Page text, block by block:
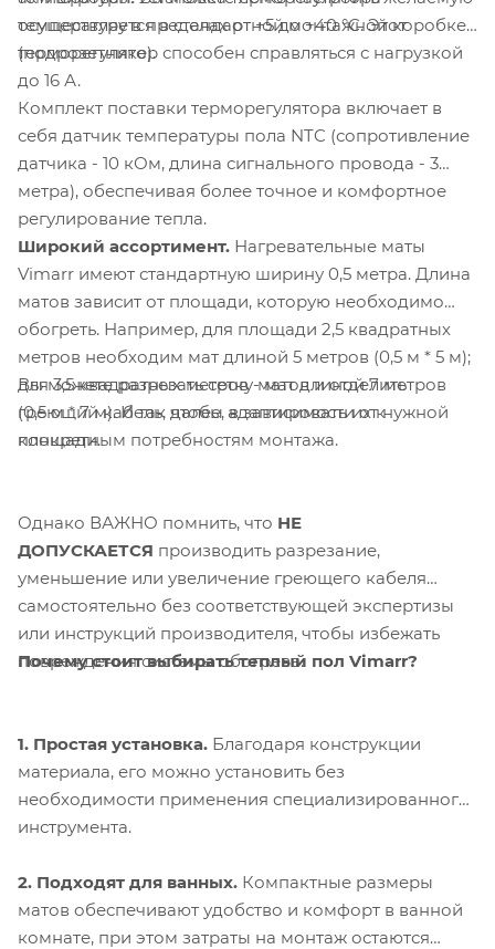
температуру в пределах от +5 до +40 °C. Этот
терморегулятор способен справляться с нагрузкой
до 16 А.
осуществляется в стандартной монтажной коробке
(подрозетнике).
Комплект поставки терморегулятора включает в
себя датчик температуры пола NTC (сопротивление
датчика - 10 кОм, длина сигнального провода - 3
метра), обеспечивая более точное и комфортное
регулирование тепла.
Широкий ассортимент. Нагревательные маты
Vimarr имеют стандартную ширину 0,5 метра. Длина
матов зависит от площади, которую необходимо
обогреть. Например, для площади 2,5 квадратных
метров необходим мат длиной 5 метров (0,5 м * 5 м);
для 3,5 квадратных метров - мат длиной 7 метров
(0,5 м * 7 м). И так далее, в зависимости от нужной
площади.
Вы можете разрезать сетку матов и отделить
греющий кабель, чтобы адаптировать их к
конкретным потребностям монтажа.
Однако ВАЖНО помнить, что НЕ
ДОПУСКАЕТСЯ производить разрезание,
уменьшение или увеличение греющего кабеля
самостоятельно без соответствующей экспертизы
или инструкций производителя, чтобы избежать
повреждения системы обогрева.
Почему стоит выбирать теплый пол Vimarr?
1. Простая установка. Благодаря конструкции
материала, его можно установить без
необходимости применения специализированного
инструмента.
2. Подходят для ванных. Компактные размеры
матов обеспечивают удобство и комфорт в ванной
комнате, при этом затраты на монтаж остаются